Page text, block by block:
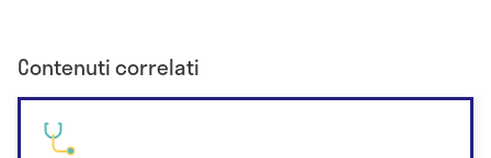
Contenuti correlati